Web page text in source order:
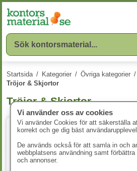
Startsida / Kategorier / Övriga kategorier /
Tröjor & Skjortor
Tröjor & Skjortor
Vi använder oss av cookies
Vi använder Cookies för att säkerställa
korrekt och ge dig bäst
De används också för att samla in och
webbplatsens användning samt förbättra
och annonser.